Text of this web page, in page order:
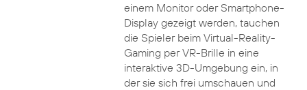
einem Monitor oder Smartphone-
Display gezeigt werden, tauchen
die Spieler beim Virtual-Reality-
Gaming per VR-Brille in eine
interaktive 3D-Umgebung ein, in
der sie sich frei umschauen und